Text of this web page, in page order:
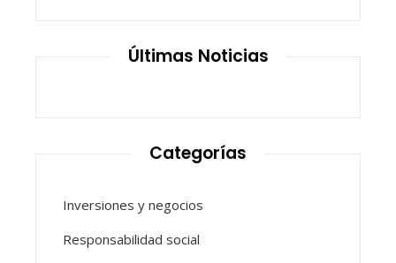
Últimas Noticias
Categorías
Inversiones y negocios
Responsabilidad social